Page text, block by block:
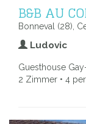
B&B AU
Bonneval (28),
Ludovic
Guesthouse
2 Zimmer • 4